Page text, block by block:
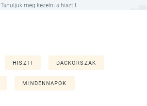
Tanuljuk meg kezelni a hisztit
HISZTI DACKORSZAK
MINDENNAPOK